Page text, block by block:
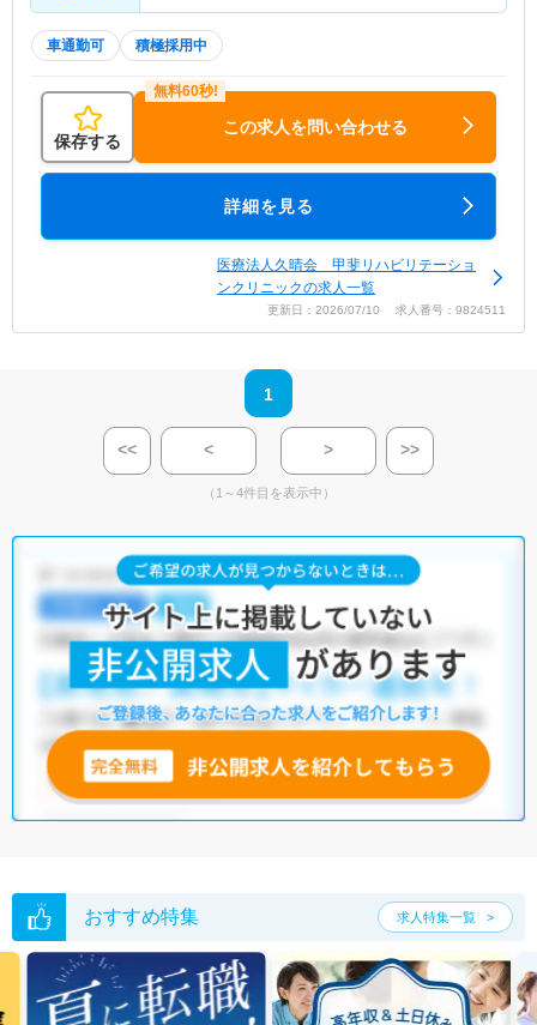
車通勤可 積極採用中
保存する
この求人を問い合わせる
詳細を見る
医療法人久晴会 甲斐リハビリテーショ
ンクリニックの求人一覧
更新日：2026/07/10 求人番号：9824511
1
<< < > >>
（1～4件目を表示中）
おすすめ特集 求人特集一覧